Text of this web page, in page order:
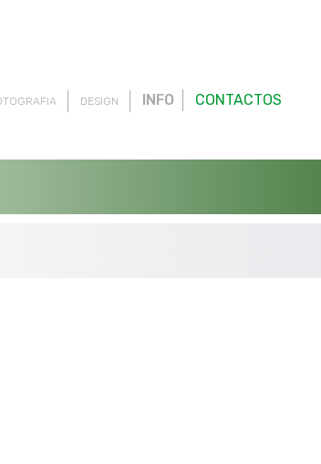
DESIGN INFO CONTACTOS